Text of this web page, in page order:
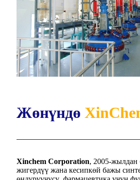
Жөнүндө
Xinchem Corporation, 2005-жылдан
жигердүү жана кесипкөй бажы